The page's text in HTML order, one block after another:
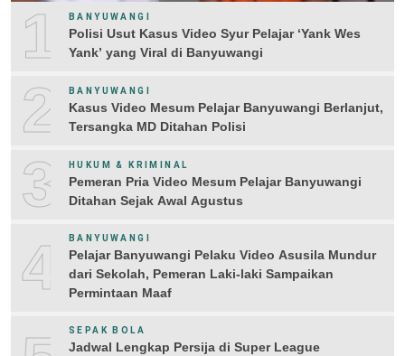
1 BANYUWANGI
Polisi Usut Kasus Video Syur Pelajar ‘Yank Wes
Yank’ yang Viral di Banyuwangi
2 BANYUWANGI
Kasus Video Mesum Pelajar Banyuwangi Berlanjut,
Tersangka MD Ditahan Polisi
3 HUKUM & KRIMINAL
Pemeran Pria Video Mesum Pelajar Banyuwangi
Ditahan Sejak Awal Agustus
4 BANYUWANGI
Pelajar Banyuwangi Pelaku Video Asusila Mundur
dari Sekolah, Pemeran Laki-laki Sampaikan
Permintaan Maaf
SEPAK BOLA
Jadwal Lengkap Persija di Super League